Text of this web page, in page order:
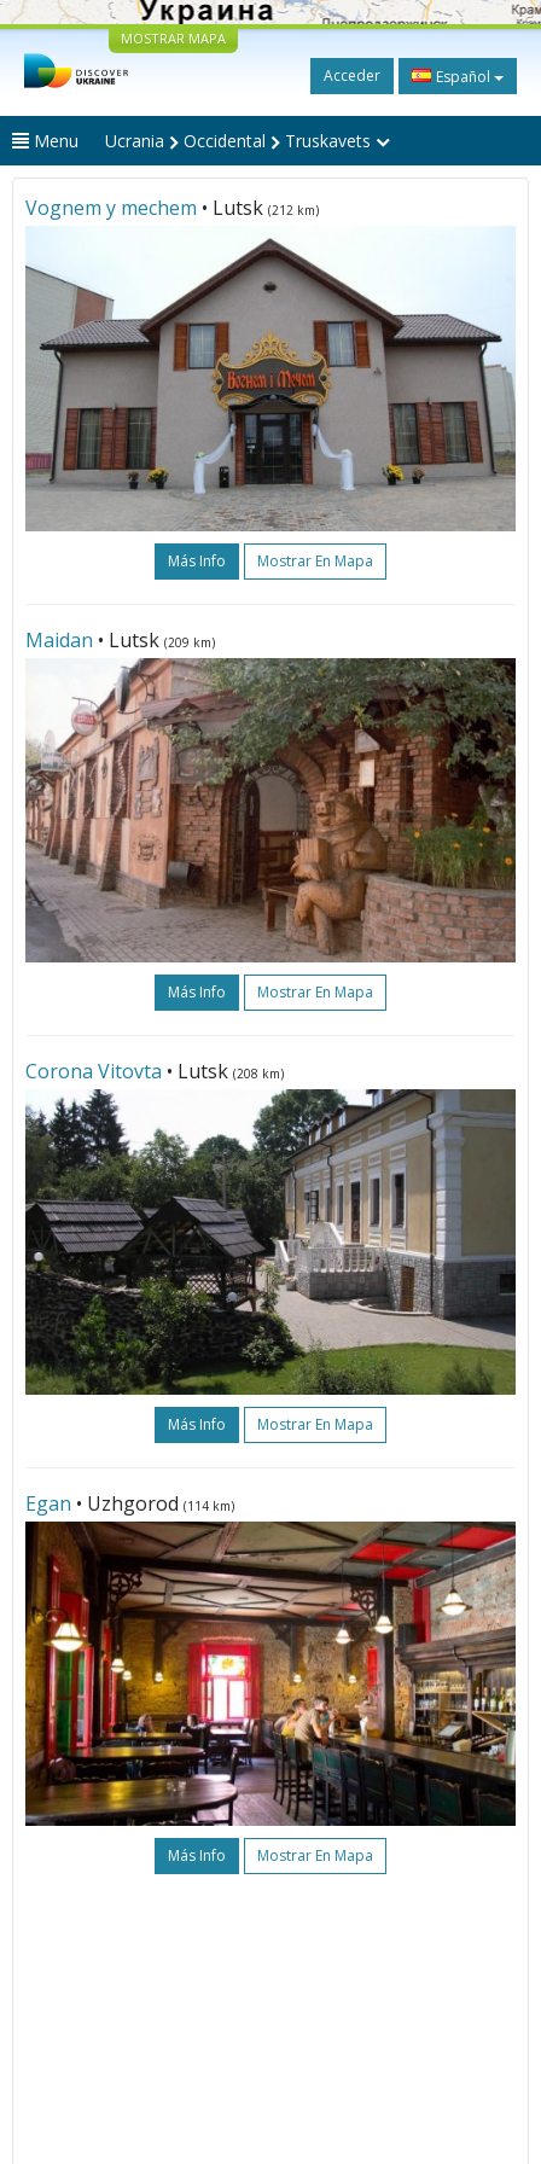
MOSTRAR MAPA
Acceder Español
Menu Ucrania Occidental Truskavets
Vognem y mechem • Lutsk (212 km)
Más Info Mostrar En Mapa
Maidan • Lutsk (209 km)
Más Info Mostrar En Mapa
Corona Vitovta • Lutsk (208 km)
Más Info Mostrar En Mapa
Egan • Uzhgorod (114 km)
Más Info Mostrar En Mapa